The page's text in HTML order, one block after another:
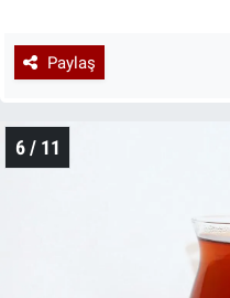
Paylaş
6 / 11